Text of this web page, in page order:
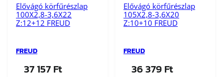
Elővágó körfűrészlap
100X2,8-3,6X22
Z:12+12 FREUD
FREUD
37 157Ft
Elővágó körfűrészlap
105X2,8-3,6X20
Z:10+10 FREUD
FREUD
36 379Ft